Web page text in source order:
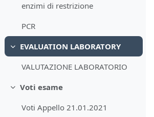
enzimi di restrizione
PCR
Minimizza
EVALUATION LABORATORY
VALUTAZIONE LABORATORIO
Minimizza
Voti esame
Voti Appello 21.01.2021